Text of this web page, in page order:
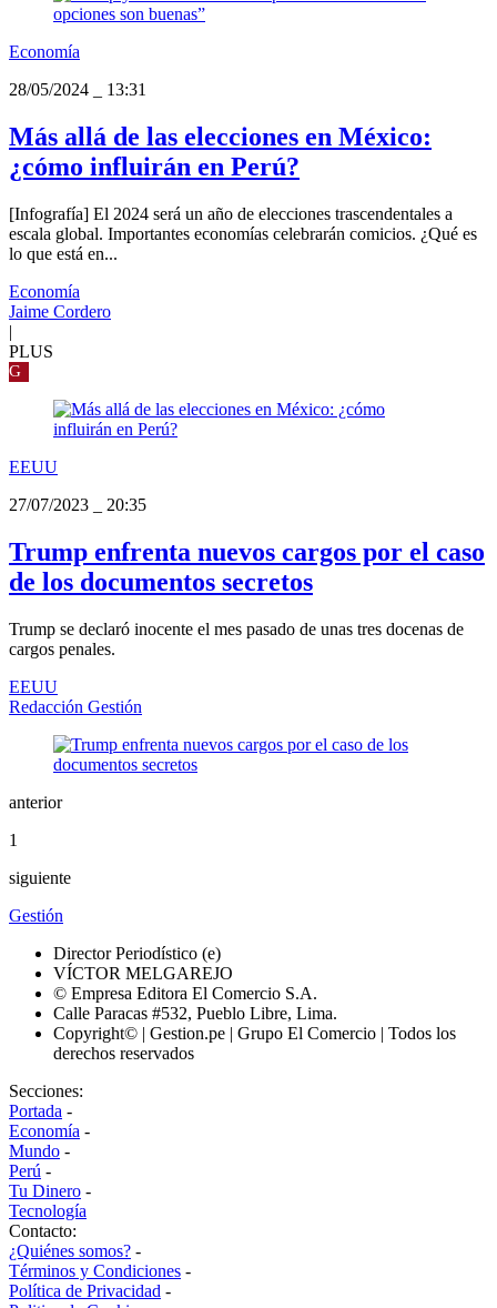
Economía
28/05/2024
13:31
Más allá de las elecciones en México:
¿cómo influirán en Perú?
[Infografía] El 2024 será un año de elecciones trascendentales a
escala global. Importantes economías celebrarán comicios. ¿Qué es
lo que está en...
Economía
Jaime Cordero
|
PLUS
G
EEUU
27/07/2023
20:35
Trump enfrenta nuevos cargos por el caso
de los documentos secretos
Trump se declaró inocente el mes pasado de unas tres docenas de
cargos penales.
EEUU
Redacción Gestión
anterior
1
siguiente
Gestión
Director Periodístico (e)
VÍCTOR MELGAREJO
© Empresa Editora El Comercio S.A.
Calle Paracas #532, Pueblo Libre, Lima.
Copyright© | Gestion.pe | Grupo El Comercio | Todos los
derechos reservados
Secciones:
Portada -
Economía -
Mundo -
Perú -
Tu Dinero -
Tecnología
Contacto:
¿Quiénes somos? -
Términos y Condiciones -
Política de Privacidad -